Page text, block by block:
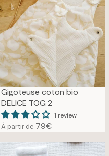
L
R
P
R
I
C
E
6
0
€
Gigoteuse coton bio
DELICE TOG 2
1 review
À partir de R
G
79€